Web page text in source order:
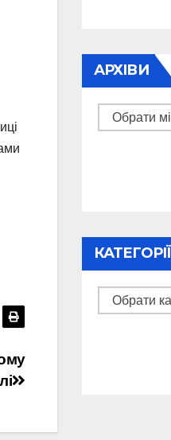
АРХІВИ
Архіви
КАТЕГОРІЇ
Категорії